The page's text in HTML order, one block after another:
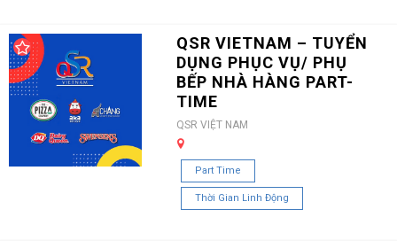
QSR VIETNAM – TUYỂN
DỤNG PHỤC VỤ/ PHỤ
BẾP NHÀ HÀNG PART-
TIME
QSR VIỆT NAM
Part Time
Thời Gian Linh Động